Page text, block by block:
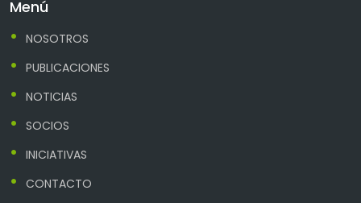
Menú
NOSOTROS
PUBLICACIONES
NOTICIAS
SOCIOS
INICIATIVAS
CONTACTO